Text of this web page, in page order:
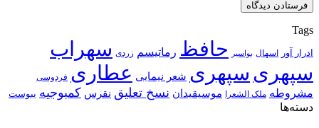
Tags
ادرار آور اسهال بواسیر حافظ رماتیسم زردی سهراب
سپهری سپهری شعر نیمایی عطاری فردوسی
مشروطه ملک الشعرا موسیقیدان نسخ تعلیق نقرس کمبوجیه یبوست
دسته‌ها